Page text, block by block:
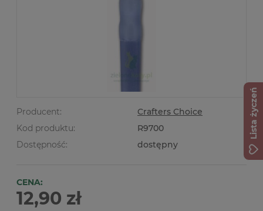
Producent:
Crafters Choice
Kod produktu:
R9700
Dostępność:
dostępny
CENA:
12,90 zł
Lista życzeń